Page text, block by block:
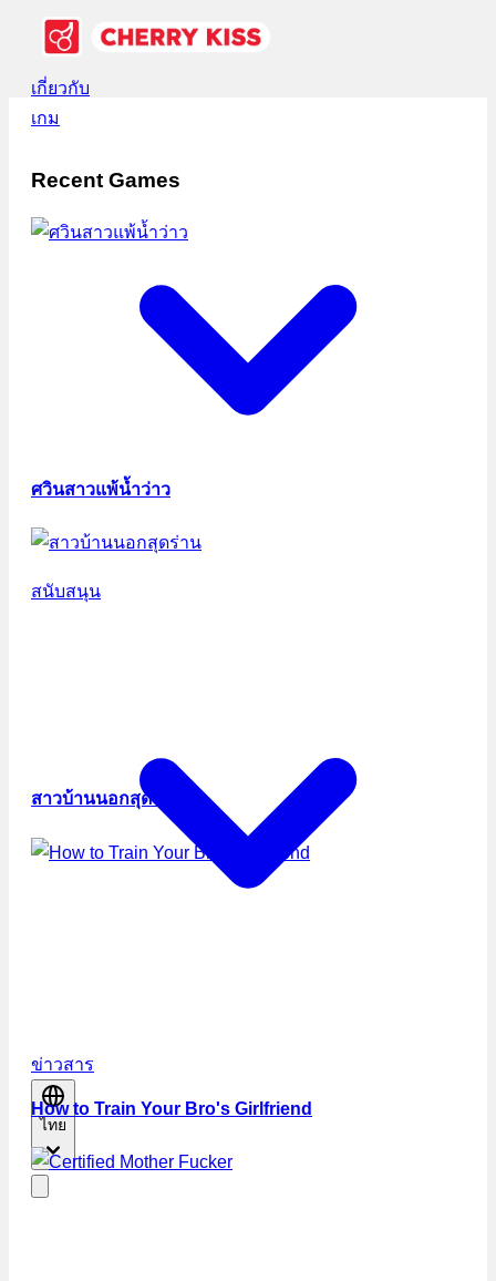
เกี่ยวกับ
เกม
สนับสนุน
ข่าวสาร
ไทย
Recent Games
ศวินสาวแพ้น้ำว่าว
สาวบ้านนอกสุดร่าน
How to Train Your Bro's Girlfriend